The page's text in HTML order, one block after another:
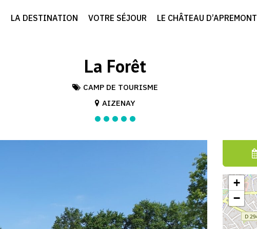
LA DESTINATION VOTRE SÉJOUR LE CHÂTEAU D’APREMONT
La Forêt
CAMP DE TOURISME
AIZENAY
+
−